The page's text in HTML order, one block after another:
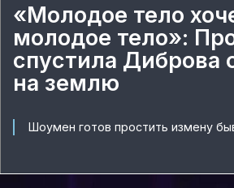
«Молодое тело
молодое тело»:
спустила Диброва
на землю
Шоумен готов простить измену